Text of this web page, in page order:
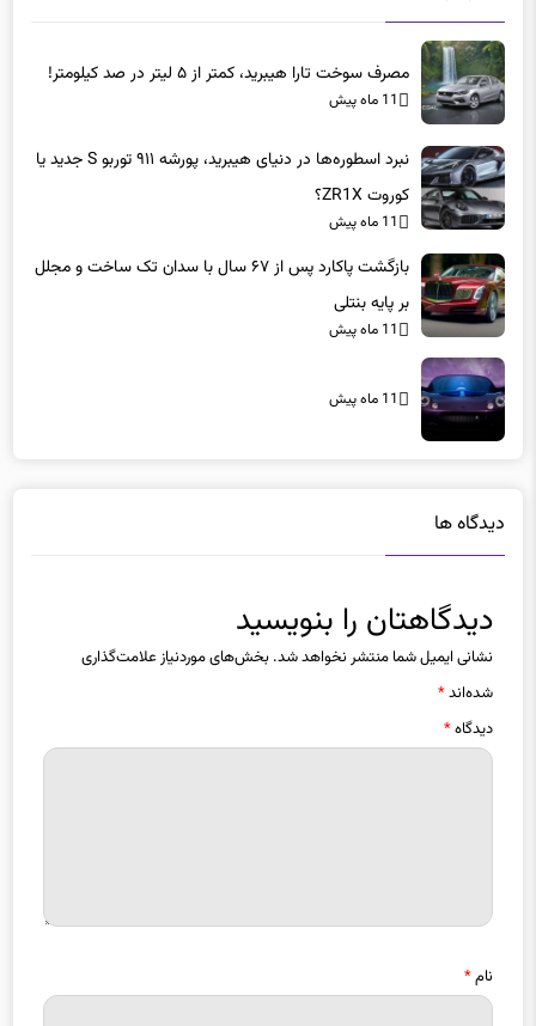
مصرف سوخت تارا هیبرید، کمتر از ۵ لیتر در صد کیلومتر!
11 ماه پیش
نبرد اسطوره‌ها در دنیای هیبرید، پورشه ۹۱۱ توربو S جدید یا
کوروت ZR1X؟
11 ماه پیش
بازگشت پاکارد پس از ۶۷ سال با سدان تک ساخت و مجلل
بر پایه بنتلی
11 ماه پیش
11 ماه پیش
دیدگاه ها
دیدگاهتان را بنویسید
نشانی ایمیل شما منتشر نخواهد شد. بخش‌های موردنیاز علامت‌گذاری
شده‌اند*
دیدگاه*
نام*